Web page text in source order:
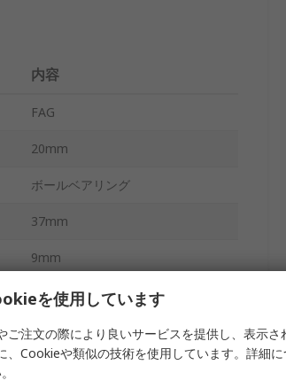
内容
FAG
20mm
ボールベアリング
37mm
9mm
スチール
スチール
を使用しています
ご注文の際により良いサービスを提供し、表示さ
Cookieや類似の技術を使用しています。詳細に